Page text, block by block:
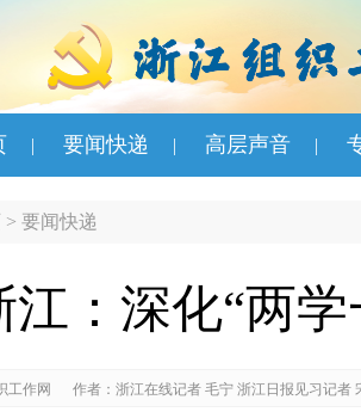
| 要闻快递 | 高层声音 |
> 要闻快递
江：深化“两
工作网 作者：浙江在线记者 毛宁 浙江日报见习记者